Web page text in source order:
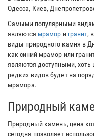
Одесса, Киев,
Самыми популярными
являются мрамор и гранит,
виды природного камня в
как синий мрамор или
являются доступными, хоть
редких видов будет на
мрамора.
Природный
Природный камень, цена
сегодня позволяет